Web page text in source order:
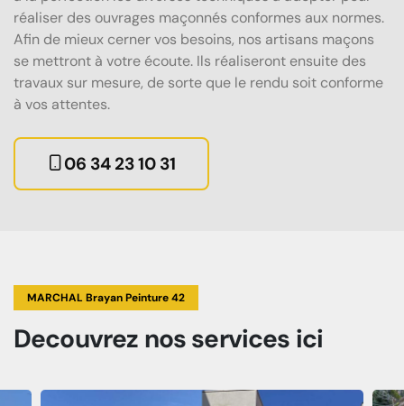
réaliser des ouvrages maçonnés conformes aux normes.
Afin de mieux cerner vos besoins, nos artisans maçons
se mettront à votre écoute. Ils réaliseront ensuite des
travaux sur mesure, de sorte que le rendu soit conforme
à vos attentes.
06 34 23 10 31
MARCHAL Brayan Peinture 42
Decouvrez nos services ici